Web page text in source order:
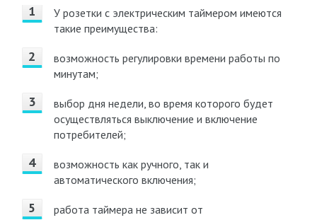
У розетки с электрическим таймером имеются
такие преимущества:
возможность регулировки времени работы по
минутам;
выбор дня недели, во время которого будет
осуществляться выключение и включение
потребителей;
возможность как ручного, так и
автоматического включения;
работа таймера не зависит от